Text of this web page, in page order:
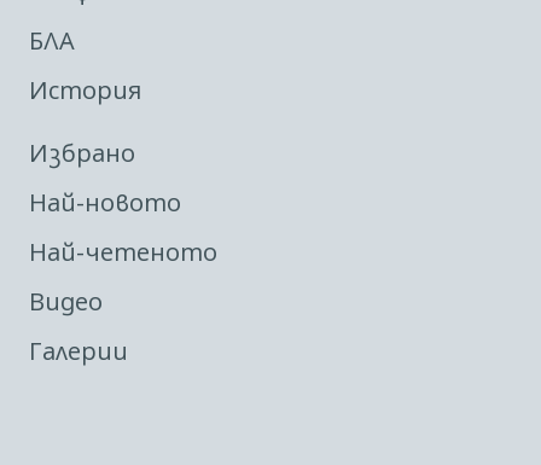
БЛА
История
Избрано
Най-новото
Най-четеното
Видео
Галерии